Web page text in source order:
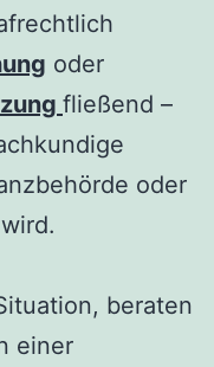
oder
fließend –
oder
beraten
einer